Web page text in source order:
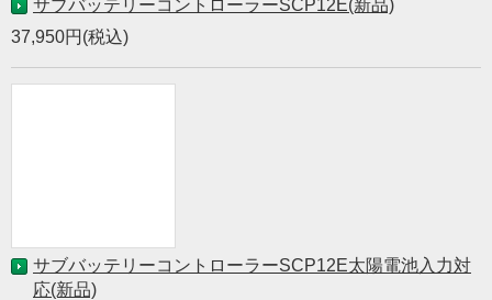
サブバッテリーコントローラーSCP12E(新品)
37,950円(税込)
サブバッテリーコントローラーSCP12E太陽電池入力対
応(新品)